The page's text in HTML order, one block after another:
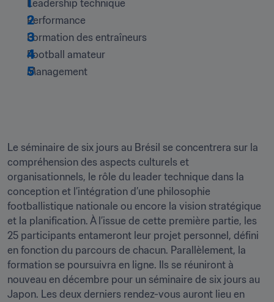
Leadership technique
Performance
Formation des entraîneurs
Football amateur
Management
Le séminaire de six jours au Brésil se concentrera sur la
compréhension des aspects culturels et
organisationnels, le rôle du leader technique dans la
conception et l’intégration d’une philosophie
footballistique nationale ou encore la vision stratégique
et la planification. À l’issue de cette première partie, les
25 participants entameront leur projet personnel, défini
en fonction du parcours de chacun. Parallèlement, la
formation se poursuivra en ligne. Ils se réuniront à
nouveau en décembre pour un séminaire de six jours au
Japon. Les deux derniers rendez-vous auront lieu en